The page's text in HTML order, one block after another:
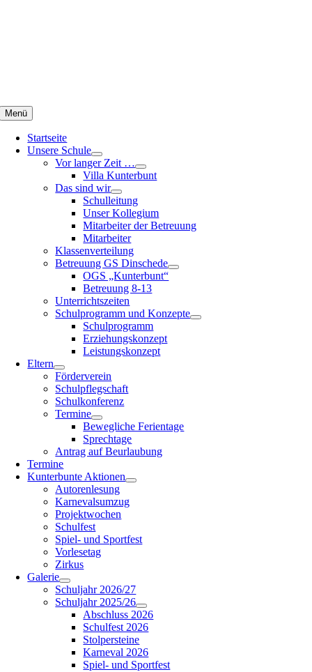
Menü
Startseite
Unsere Schule
Vor langer Zeit …
Villa Kunterbunt
Das sind wir
Schulleitung
Unser Kollegium
Mitarbeiter der Betreuung
Mitarbeiter
Klassenverteilung
Betreuung GS Dinschede
OGS „Kunterbunt“
Betreuung 8-13
Unterrichtszeiten
Schulprogramm und Konzepte
Schulprogramm
Erziehungskonzept
Leistungskonzept
Eltern
Förderverein
Schulpflegschaft
Schulkonferenz
Termine
Bewegliche Ferientage
Sprechtage
Antrag auf Beurlaubung
Termine
Kunterbunte Aktionen
Autorenlesung
Karnevalsumzug
Projektwochen
Schulfest
Spiel- und Sportfest
Vorlesetag
Zirkus
Galerie
Schuljahr 2026/27
Schuljahr 2025/26
Abschluss 2026
Schulfest 2026
Stolpersteine
Karneval 2026
Spiel- und Sportfest